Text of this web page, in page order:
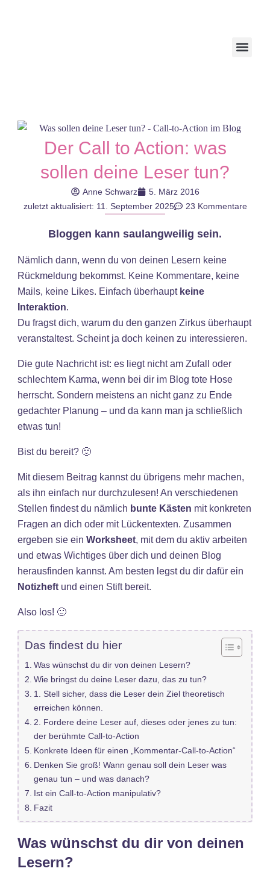
Der Call to Action: was
sollen deine Leser tun?
Anne Schwarz
5. März 2016
zuletzt aktualisiert: 11. September 2025
23 Kommentare
Bloggen kann saulangweilig sein.
Nämlich dann, wenn du von deinen Lesern keine
Rückmeldung bekommst. Keine Kommentare, keine
Mails, keine Likes. Einfach überhaupt keine
Interaktion.
Du fragst dich, warum du den ganzen Zirkus überhaupt
veranstaltest. Scheint ja doch keinen zu interessieren.
Die gute Nachricht ist: es liegt nicht am Zufall oder
schlechtem Karma, wenn bei dir im Blog tote Hose
herrscht. Sondern meistens an nicht ganz zu Ende
gedachter Planung – und da kann man ja schließlich
etwas tun!
Bist du bereit? 🙂
Mit diesem Beitrag kannst du übrigens mehr machen,
als ihn einfach nur durchzulesen! An verschiedenen
Stellen findest du nämlich bunte Kästen mit konkreten
Fragen an dich oder mit Lückentexten. Zusammen
ergeben sie ein Worksheet, mit dem du aktiv arbeiten
und etwas Wichtiges über dich und deinen Blog
herausfinden kannst. Am besten legst du dir dafür ein
Notizheft und einen Stift bereit.
Also los! 🙂
Das findest du hier
Was wünschst du dir von deinen Lesern?
Wie bringst du deine Leser dazu, das zu tun?
1. Stell sicher, dass die Leser dein Ziel theoretisch
erreichen können.
2. Fordere deine Leser auf, dieses oder jenes zu tun:
der berühmte Call-to-Action
Konkrete Ideen für einen „Kommentar-Call-to-Action“
Denken Sie groß! Wann genau soll dein Leser was
genau tun – und was danach?
Ist ein Call-to-Action manipulativ?
Fazit
Was wünschst du dir von deinen
Lesern?